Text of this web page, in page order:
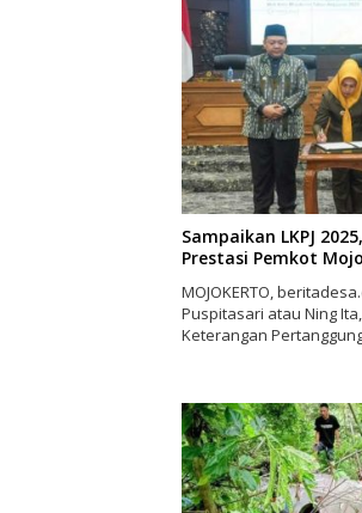
Sampaikan LKPJ
Prestasi Pemkot
MOJOKERTO,
Puspitasari atau Ning
Keterangan